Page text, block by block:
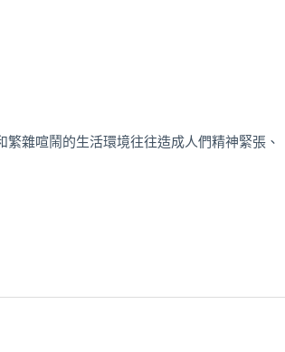
雜喧鬧的生活環境往往造成人們精神緊張、